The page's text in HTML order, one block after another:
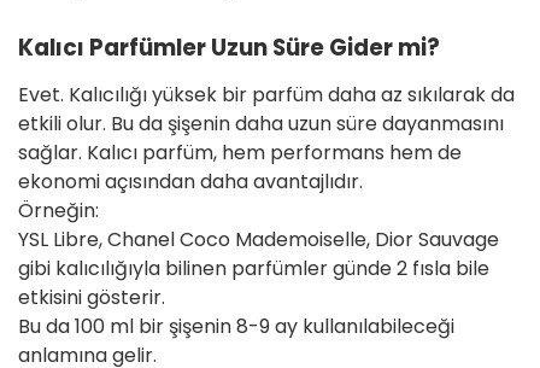
Kalıcı Parfümler Uzun Süre Gider mi?
Evet. Kalıcılığı yüksek bir parfüm daha az sıkılarak da
etkili olur. Bu da şişenin daha uzun süre dayanmasını
sağlar. Kalıcı parfüm, hem performans hem de
ekonomi açısından daha avantajlıdır.
Örneğin:
YSL Libre, Chanel Coco Mademoiselle, Dior Sauvage
gibi kalıcılığıyla bilinen parfümler günde 2 fısla bile
etkisini gösterir.
Bu da 100 ml bir şişenin 8-9 ay kullanılabileceği
anlamına gelir.